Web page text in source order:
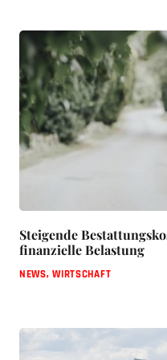
Steigende
finanzielle Belastung
NEWS,WIRTSCHAFT